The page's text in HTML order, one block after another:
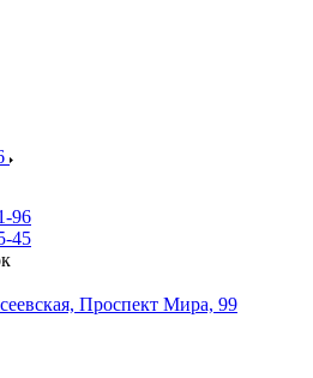
96
45
Проспект Мира, 99